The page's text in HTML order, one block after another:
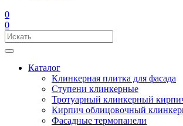
0
0
Каталог
Клинкерная плитка для фасада
Ступени клинкерные
Тротуарный клинкерный
Кирпич облицовочный
Фасадные термопанели